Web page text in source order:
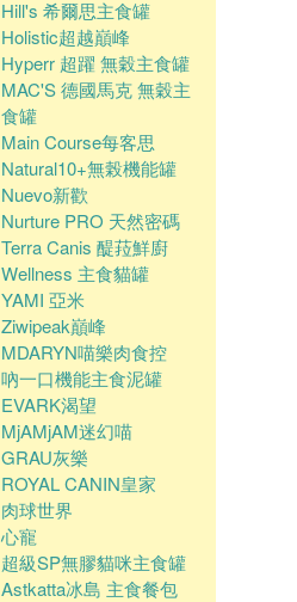
Hill's 希爾思主食罐
Holistic超越巔峰
Hyperr 超躍 無穀主食罐
MAC'S 德國馬克 無穀主
食罐
Main Course每客思
Natural10+無榖機能罐
Nuevo新歡
Nurture PRO 天然密碼
Terra Canis 醍菈鮮廚
Wellness 主食貓罐
YAMI 亞米
Ziwipeak巔峰
MDARYN喵樂肉食控
吶一口機能主食泥罐
EVARK渴望
MjAMjAM迷幻喵
GRAU灰樂
ROYAL CANIN皇家
肉球世界
心寵
超級SP無膠貓咪主食罐
Astkatta冰島 主食餐包